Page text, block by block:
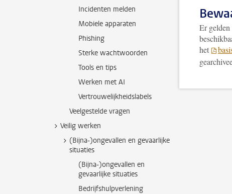
Incidenten melden
Mobiele apparaten
Phishing
Sterke wachtwoorden
Tools en tips
Werken met AI
Vertrouwelijkheidslabels
Veelgestelde vragen
Veilig werken
(Bijna-)ongevallen en gevaarlijke
situaties
(Bijna-)ongevallen en
gevaarlijke situaties
Bedrijfshulpverlening
Er
het